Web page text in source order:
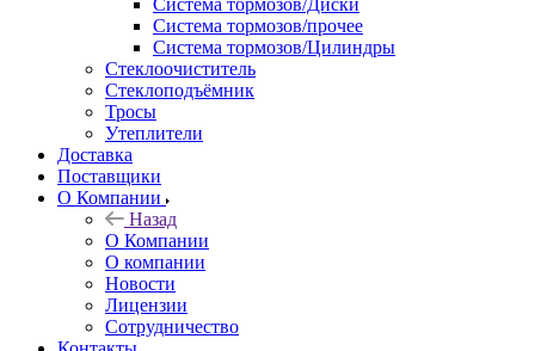
Система тормозов/Диски
Система тормозов/прочее
Система тормозов/Цилиндры
Стеклоочиститель
Стеклоподъёмник
Тросы
Утеплители
Доставка
Поставщики
О Компании
Назад
О Компании
О компании
Новости
Лицензии
Сотрудничество